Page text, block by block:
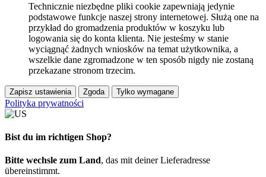
Technicznie niezbędne pliki cookie zapewniają jedynie
podstawowe funkcje naszej strony internetowej. Służą one na
przykład do gromadzenia produktów w koszyku lub
logowania się do konta klienta. Nie jesteśmy w stanie
wyciągnąć żadnych wniosków na temat użytkownika, a
wszelkie dane zgromadzone w ten sposób nigdy nie zostaną
przekazane stronom trzecim.
Zapisz ustawienia Zgoda Tylko wymagane
Polityka prywatności
Bist du im richtigen Shop?
Bitte wechsle zum Land, das mit deiner Lieferadresse
übereinstimmt.